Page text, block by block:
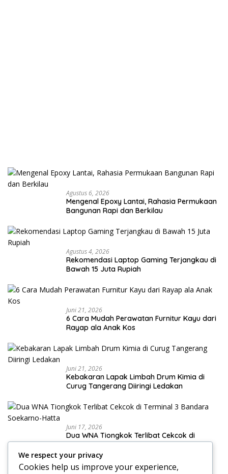
Agustus 6, 2026
Mengenal Epoxy Lantai, Rahasia Permukaan
Bangunan Rapi dan Berkilau
Agustus 4, 2026
Rekomendasi Laptop Gaming Terjangkau di
Bawah 15 Juta Rupiah
Juni 21, 2026
6 Cara Mudah Perawatan Furnitur Kayu dari
Rayap ala Anak Kos
Juni 21, 2026
Kebakaran Lapak Limbah Drum Kimia di
Curug Tangerang Diiringi Ledakan
Juni 17, 2026
Dua WNA Tiongkok Terlibat Cekcok di
Terminal 3 Bandara Soekarno-Hatta
We respect your privacy
Cookies help us improve your experience,